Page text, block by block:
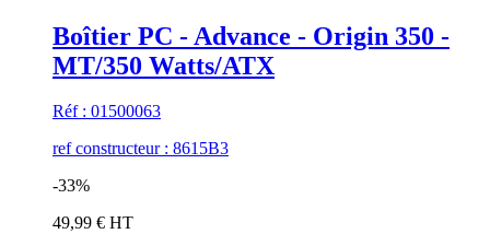
Boîtier PC - Advance - Origin 350 -
MT/350 Watts/ATX
Réf : 01500063
ref constructeur : 8615B3
-33%
49,99 € HT